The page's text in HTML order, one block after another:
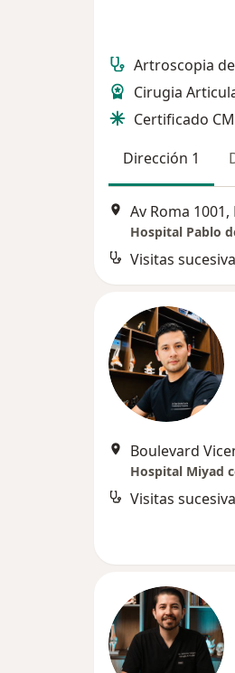
Artroscopia
Cirugia
Certificado
Dirección 1
Av Roma 1001,
Hospital Pablo
Visitas
Boulevard